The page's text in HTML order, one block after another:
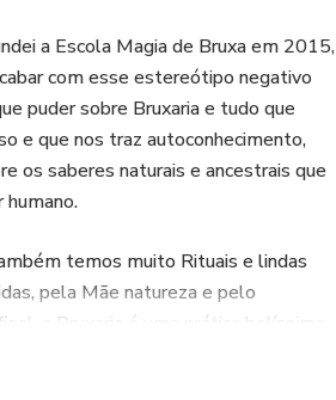
a Escola Magia de Bruxa em 2015,
com esse estereótipo negativo
puder sobre Bruxaria e tudo que
e que nos traz autoconhecimento,
os saberes naturais e ancestrais que
temos muito Rituais e lindas
pela Mãe natureza e pelo
a Bruxaria é uma prática belíssima
Bruxo são, sobretudo, pessoas